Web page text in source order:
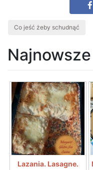
Co jeść żeby schudnąć
Lazania. Lasagne.